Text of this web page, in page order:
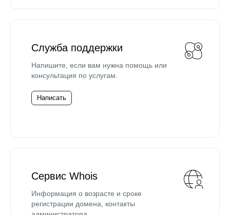
Служба поддержки
Напишите, если вам нужна помощь или
консультация по услугам.
Написать
Сервис Whois
Информация о возрасте и сроке
регистрации домена, контакты